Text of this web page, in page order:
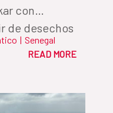
con
de desechos
| Senegal
READ MORE